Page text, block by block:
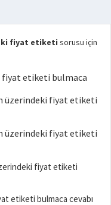
fiyat etiketi sorusu için
fiyat etiketi bulmaca
üzerindeki fiyat etiketi
üzerindeki fiyat etiketi
fiyat etiketi
etiketi bulmaca cevabı